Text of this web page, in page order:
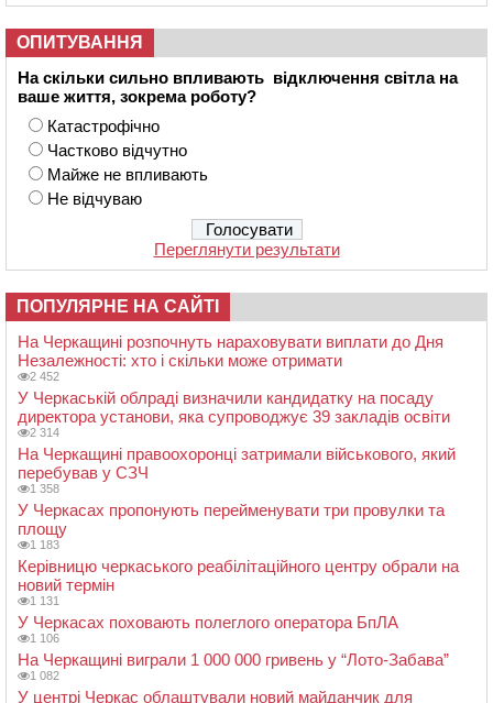
ОПИТУВАННЯ
На скільки сильно впливають відключення світла на
ваше життя, зокрема роботу?
Катастрофічно
Частково відчутно
Майже не впливають
Не відчуваю
Переглянути результати
ПОПУЛЯРНЕ НА САЙТІ
На Черкащині розпочнуть нараховувати виплати до Дня
Незалежності: хто і скільки може отримати
2 452
У Черкаській облраді визначили кандидатку на посаду
директора установи, яка супроводжує 39 закладів освіти
2 314
На Черкащині правоохоронці затримали військового, який
перебував у СЗЧ
1 358
У Черкасах пропонують перейменувати три провулки та
площу
1 183
Керівницю черкаського реабілітаційного центру обрали на
новий термін
1 131
У Черкасах поховають полеглого оператора БпЛА
1 106
На Черкащині виграли 1 000 000 гривень у “Лото-Забава”
1 082
У центрі Черкас облаштували новий майданчик для